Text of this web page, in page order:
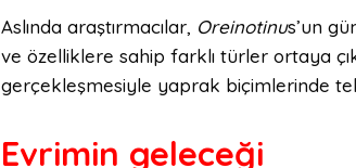
Aslında araştırmacılar, Oreinotinus’un
ve özelliklere sahip farklı türler ortaya
gerçekleşmesiyle yaprak biçimlerinde
Evrimin geleceği